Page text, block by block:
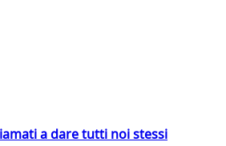
a dare tutti noi stessi